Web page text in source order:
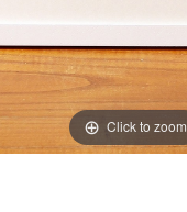
Click to zoom